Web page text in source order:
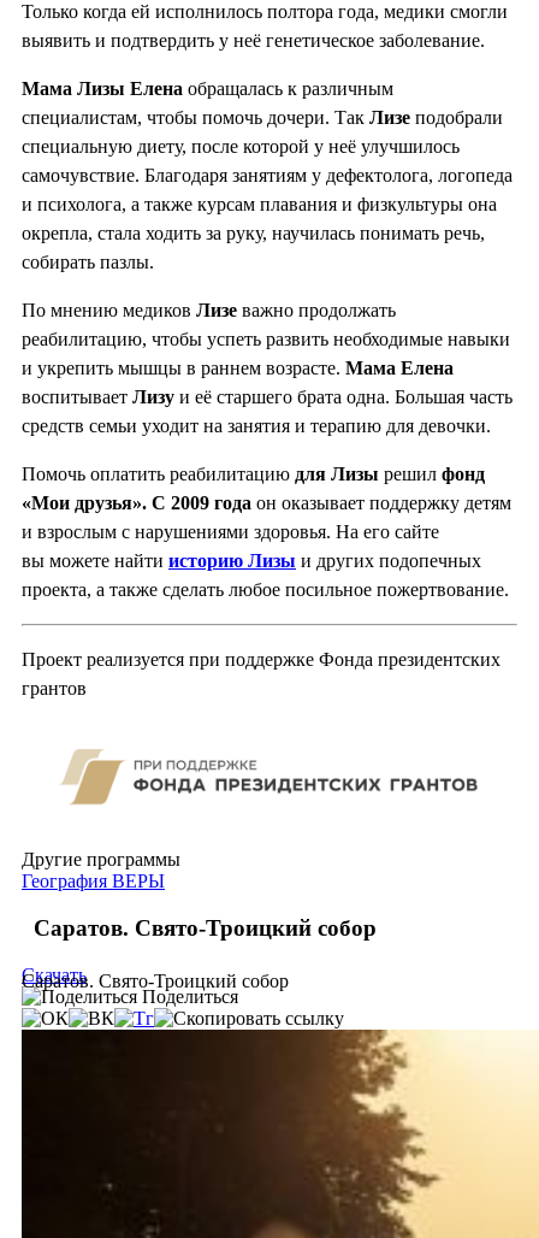
Только когда ей исполнилось полтора года, медики смогли
выявить и подтвердить у неё генетическое заболевание.
Мама Лизы Елена обращалась к различным
специалистам, чтобы помочь дочери. Так Лизе подобрали
специальную диету, после которой у неё улучшилось
самочувствие. Благодаря занятиям у дефектолога, логопеда
и психолога, а также курсам плавания и физкультуры она
окрепла, стала ходить за руку, научилась понимать речь,
собирать пазлы.
По мнению медиков Лизе важно продолжать
реабилитацию, чтобы успеть развить необходимые навыки
и укрепить мышцы в раннем возрасте. Мама Елена
воспитывает Лизу и её старшего брата одна. Большая часть
средств семьи уходит на занятия и терапию для девочки.
Помочь оплатить реабилитацию для Лизы решил фонд
«Мои друзья». С 2009 года он оказывает поддержку детям
и взрослым с нарушениями здоровья. На его сайте
вы можете найти историю Лизы и других подопечных
проекта, а также сделать любое посильное пожертвование.
Проект реализуется при поддержке Фонда президентских
грантов
Другие программы
География ВЕРЫ
Саратов. Свято-Троицкий собор
Саратов. Свято-Троицкий собор
Скачать
Поделиться